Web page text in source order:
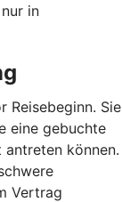
in
Reisebeginn. Sie
eine gebuchte
antreten können.
Vertrag